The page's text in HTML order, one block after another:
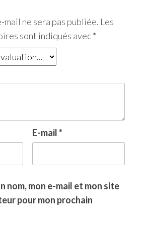
ne sera pas publiée. Les
sont indiqués avec*
E-mail*
nom, mon e-mail et mon site
pour mon prochain